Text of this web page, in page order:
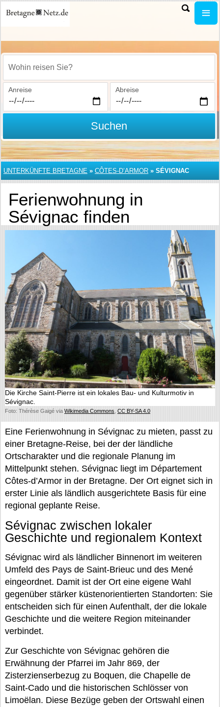
Wohin reisen Sie?
Anreise Abreise
Suchen
UNTERKÜNFTE BRETAGNE » CÔTES-D’ARMOR » SÉVIGNAC
Ferienwohnung in
Sévignac finden
Die Kirche Saint-Pierre ist ein lokales Bau- und Kulturmotiv in
Sévignac.
Foto: Thérèse Gaigé via Wikimedia Commons CC BY-SA 4.0
Eine Ferienwohnung in Sévignac zu mieten, passt zu
einer Bretagne-Reise, bei der der ländliche
Ortscharakter und die regionale Planung im
Mittelpunkt stehen. Sévignac liegt im Département
Côtes-d’Armor in der Bretagne. Der Ort eignet sich in
erster Linie als ländlich ausgerichtete Basis für eine
regional geplante Reise.
Sévignac zwischen lokaler
Geschichte und regionalem Kontext
Sévignac wird als ländlicher Binnenort im weiteren
Umfeld des Pays de Saint-Brieuc und des Mené
eingeordnet. Damit ist der Ort eine eigene Wahl
gegenüber stärker küstenorientierten Standorten: Sie
entscheiden sich für einen Aufenthalt, der die lokale
Geschichte und die weitere Region miteinander
verbindet.
Zur Geschichte von Sévignac gehören die
Erwähnung der Pfarrei im Jahr 869, der
Zisterzienserbezug zu Boquen, die Chapelle de
Saint-Cado und die historischen Schlösser von
Limoëlan. Diese Bezüge geben der Ortswahl einen